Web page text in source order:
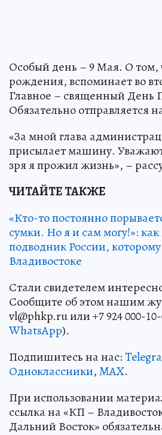
Особый день – 9 Мая. О том,
рождения, вспоминает во
Главное – священный День
Обязательно отправляется
«За мной глава
присылает машину.
зря я прожил жизнь», –
ЧИТАЙТЕ ТАКЖЕ
«Кто-то постоянно
сумки. Но я и сам могу!»:
подводник России,
Владивостоке
Стали свидетелем
Сообщите об этом нашим
vl@phkp.ru или +7 924 000-
WhatsApp).
Подпишитесь на нас:
Одноклассники,MAX.
При использовании
ссылка на «КП –
Дальний Восток»